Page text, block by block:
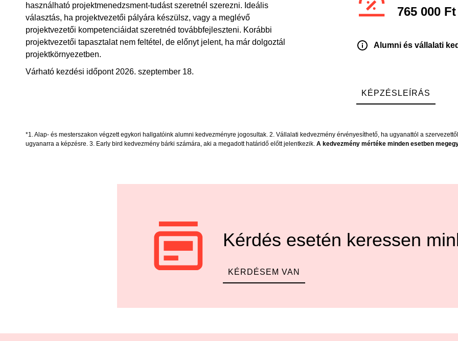
használható projektmenedzsment‑tudást szeretnél szerezni. Ideális
választás, ha projektvezetői pályára készülsz, vagy a meglévő
projektvezetői kompetenciáidat szeretnéd továbbfejleszteni. Korábbi
projektvezetői tapasztalat nem feltétel, de előnyt jelent, ha már dolgoztál
projektkörnyezetben.
Várható kezdési időpont 2026. szeptember 18.
765 000
Alumni és vállalati
KÉPZÉSLEÍRÁS
*1. Alap- és mesterszakon végzett egykori hallgatóink alumni kedvezményre jogosultak. 2. Vállalati kedvezmény érvényesíthető, ha ugyanattól a
ugyanarra a képzésre. 3. Early bird kedvezmény bárki számára, aki a megadott határidő előtt jelentkezik. A kedvezmény mértéke minden esetben
Kérdés esetén keressen
KÉRDÉSEM VAN